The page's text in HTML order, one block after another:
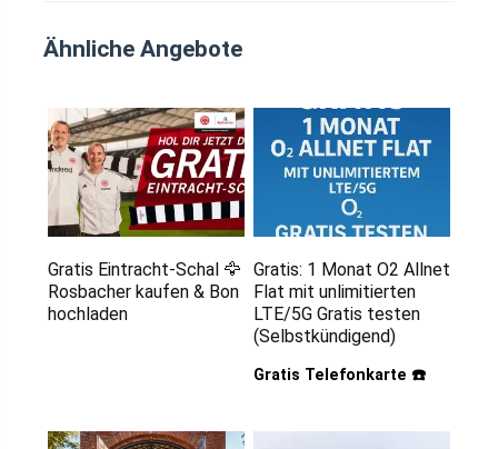
Ähnliche Angebote
Gratis Eintracht-Schal 🦅
Rosbacher kaufen & Bon
hochladen
Gratis: 1 Monat O2 Allnet
Flat mit unlimitierten
LTE/5G Gratis testen
(Selbstkündigend)
Gratis Telefonkarte ☎️